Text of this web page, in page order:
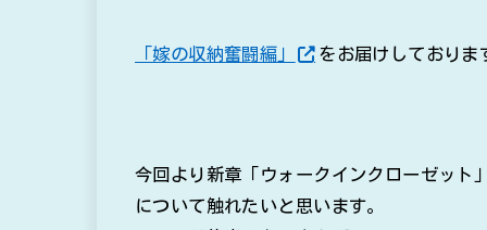
「嫁の収納奮闘編」 をお届けしておりま
今回より新章「ウォークインクローゼット」
について触れたいと思います。